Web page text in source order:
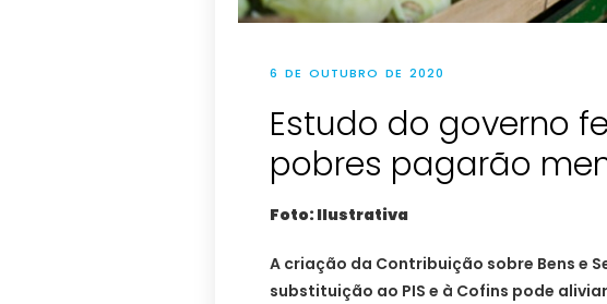
6 DE OUTUBRO DE 2020
Estudo do governo
pobres pagarão
Foto: Ilustrativa
A criação da Contribuição sobre Bens e
substituição ao PIS e à Cofins pode